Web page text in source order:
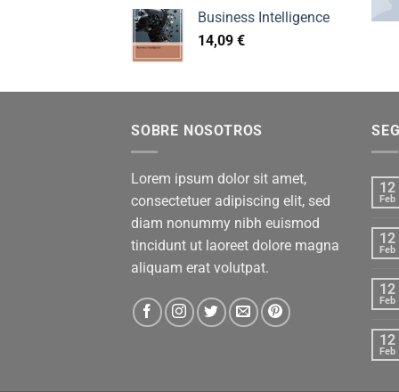
Business Intelligence
14,09 €
SOBRE NOSOTROS
Lorem ipsum dolor sit amet,
consectetuer adipiscing elit, sed
diam nonummy nibh euismod
tincidunt ut laoreet dolore magna
aliquam erat volutpat.
12
Feb
12
Feb
12
Feb
12
Feb